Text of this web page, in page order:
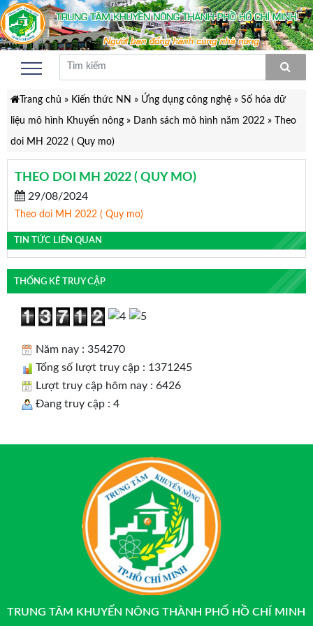
Trang chủ » Kiến thức NN » Ứng dụng công nghệ» Số hóa dữ
liệu mô hình Khuyến nông» Danh sách mô hình năm 2022 »
Theo
doi MH 2022 ( Quy mo)
THEO DOI MH 2022 ( QUY MO)
29/08/2024
Theo doi MH 2022 ( Quy mo)
TIN TỨC LIÊN QUAN
THỐNG KÊ TRUY CẬP
Năm nay : 354270
Tổng số lượt truy cập : 1371245
Lượt truy cập hôm nay : 6426
Đang truy cập : 4
TRUNG TÂM KHUYẾN NÔNG THÀNH PHỐ HỒ CHÍ MINH